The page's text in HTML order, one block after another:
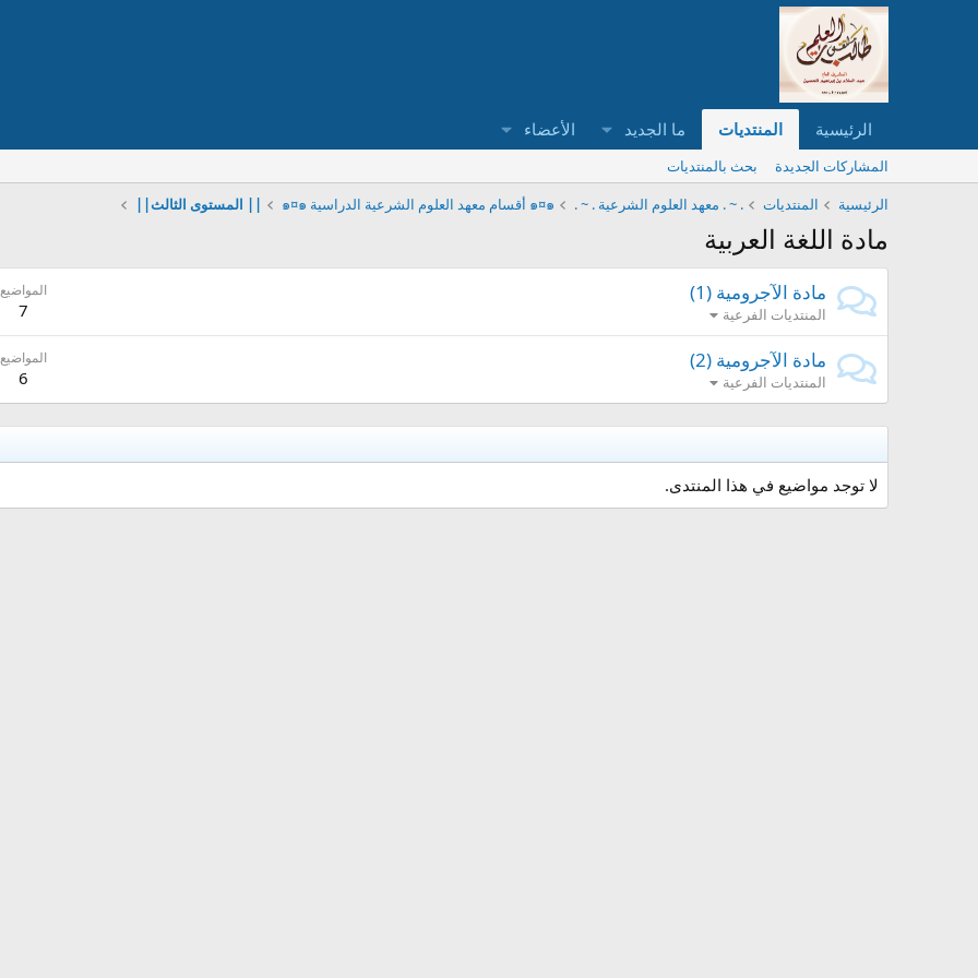
الرئيسية المنتديات ما الجديد الأعضاء
المشاركات الجديدة
بحث بالمنتديات
الرئيسية
المنتديات . ~ . معهد العلوم الشرعية . ~ . ๑¤๑ أقسام معهد العلوم الشرعية الدراسية ๑¤๑ || المستوى الثالث||
مادة اللغة العربية
مادة الآجرومية (1)
المنتديات الفرعية
المواضيع
7
مادة الآجرومية (2)
المنتديات الفرعية
المواضيع
6
لا توجد مواضيع في هذا المنتدى.